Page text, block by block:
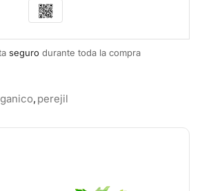
segurodurante toda la compra
, perejil